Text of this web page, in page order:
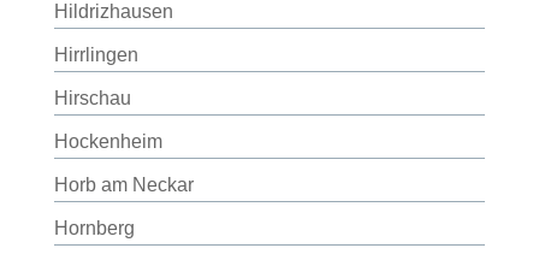
Hildrizhausen
Hirrlingen
Hirschau
Hockenheim
Horb am Neckar
Hornberg